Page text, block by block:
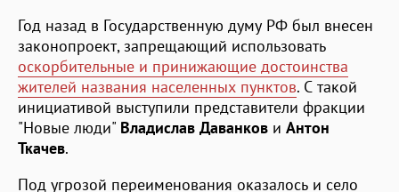
Год назад в Государственную думу РФ был внесен
законопроект, запрещающий использовать
оскорбительные и принижающие достоинства
жителей названия населенных пунктов. С такой
инициативой выступили представители фракции
"Новые люди" Владислав Даванков и Антон
Ткачев.
Под угрозой переименования оказалось и село